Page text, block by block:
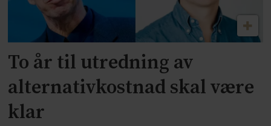
To år til utredning av
alternativkostnad skal være
klar